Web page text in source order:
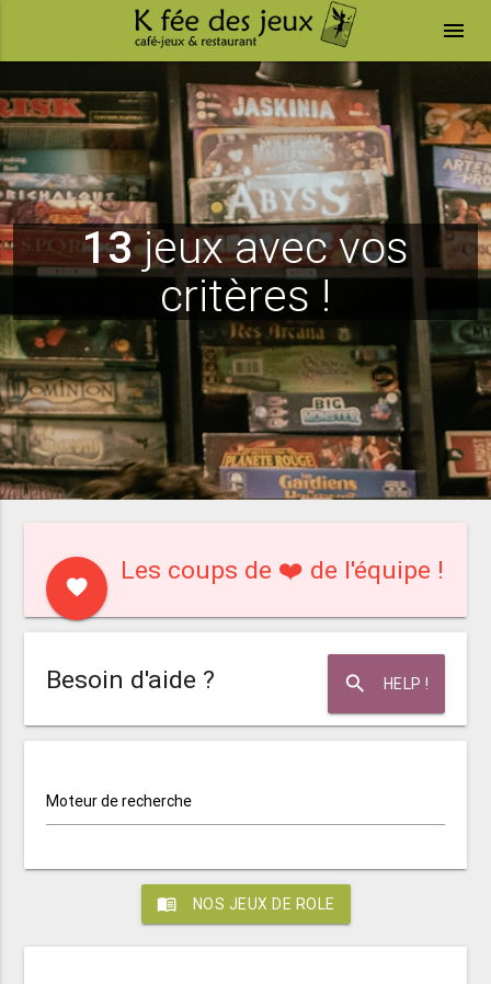
menu
13jeux avec vos
critères !
favorite
Les coups de ❤️ de l'équipe !
search HELP !
Besoin d'aide ?
Moteur de recherche
menu_book NOS JEUX DE ROLE